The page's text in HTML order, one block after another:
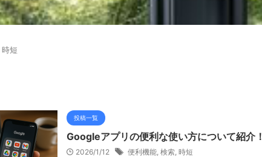
時短
投稿一覧
Googleアプリの便利な使い方について紹介！
2026/1/12 便利機能, 検索, 時短